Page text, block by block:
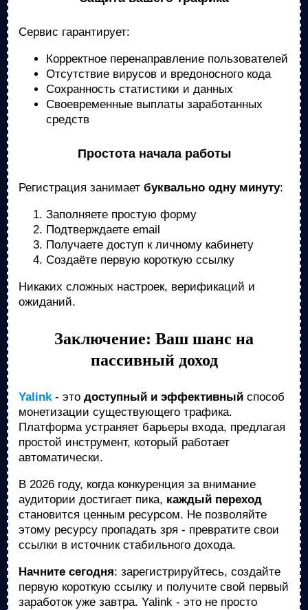
Сервис гарантирует:
Корректное перенаправление пользователей
Отсутствие вирусов и вредоносного кода
Сохранность статистики и данных
Своевременные выплаты заработанных
средств
Простота начала работы
Регистрация занимает буквально одну минуту:
Заполняете простую форму
Подтверждаете email
Получаете доступ к личному кабинету
Создаёте первую короткую ссылку
Никаких сложных настроек, верификаций и
ожиданий.
Заключение: Ваш шанс на
пассивный доход
Yalink- это доступный и эффективный способ
монетизации существующего трафика.
Платформа устраняет барьеры входа, предлагая
простой инструмент, который работает
автоматически.
В 2026 году, когда конкуренция за внимание
аудитории достигает пика, каждый переход
становится ценным ресурсом. Не позволяйте
этому ресурсу пропадать зря - превратите свои
ссылки в источник стабильного дохода.
Начните сегодня: зарегистрируйтесь, создайте
первую короткую ссылку и получите свой первый
заработок уже завтра. Yalink - это не просто